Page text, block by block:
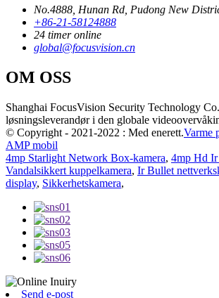
No.4888, Hunan Rd, Pudong New
+86-21-58124888
24 timer online
global@focusvision.cn
OM OSS
Shanghai FocusVision Security Technology
løsningsleverandør i den globale
© Copyright - 2021-2022 : Med enerett.Varme
AMP mobil
4mp Starlight Network Box-kamera, 4mp Hd Ir
Vandalsikkert kuppelkamera, Ir Bullet
display, Sikkerhetskamera,
Send e-post